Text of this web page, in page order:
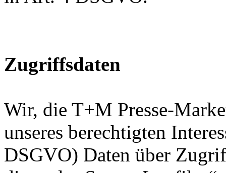
Zugriffsdaten
Wir, die T+M Presse-
unseres berechtigten
DSGVO) Daten über